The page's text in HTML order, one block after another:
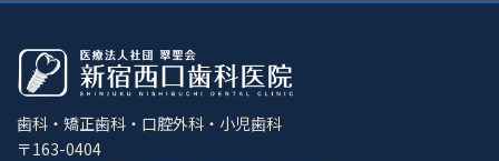
歯科・矯正歯科・口腔外科・小児歯科
〒163-0404